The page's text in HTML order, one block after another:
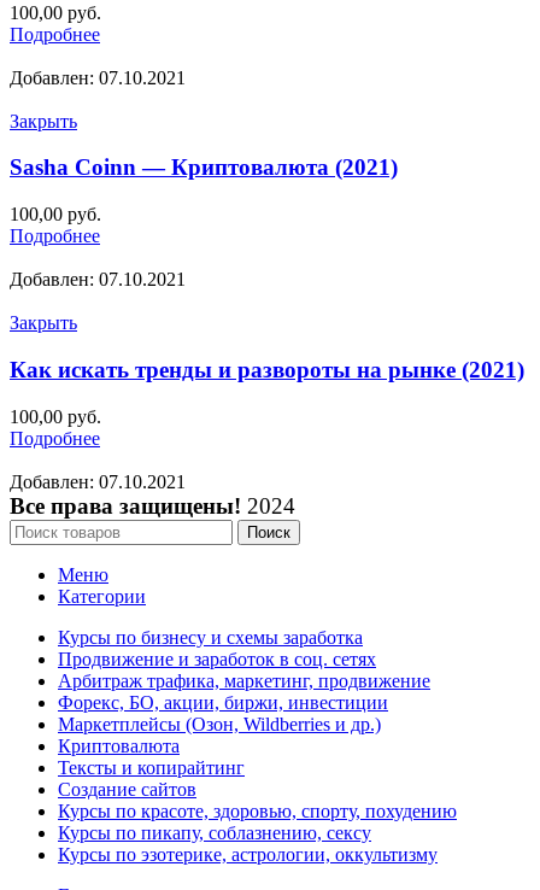
100,00 руб.
Подробнее
Добавлен: 07.10.2021
Закрыть
Sasha Coinn — Криптовалюта (2021)
100,00 руб.
Подробнее
Добавлен: 07.10.2021
Закрыть
Как искать тренды и развороты на рынке (2021)
100,00 руб.
Подробнее
Добавлен: 07.10.2021
Все права защищены! 2024
Поиск
Меню
Категории
Курсы по бизнесу и схемы заработка
Продвижение и заработок в соц. сетях
Арбитраж трафика, маркетинг, продвижение
Форекс, БО, акции, биржи, инвестиции
Маркетплейсы (Озон, Wildberries и др.)
Криптовалюта
Тексты и копирайтинг
Создание сайтов
Курсы по красоте, здоровью, спорту, похудению
Курсы по пикапу, соблазнению, сексу
Курсы по эзотерике, астрологии, оккультизму